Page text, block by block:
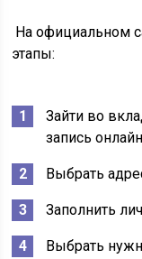
На официальном
этапы:
Зайти во
запись
Выбрать
Заполнить
Выбрать